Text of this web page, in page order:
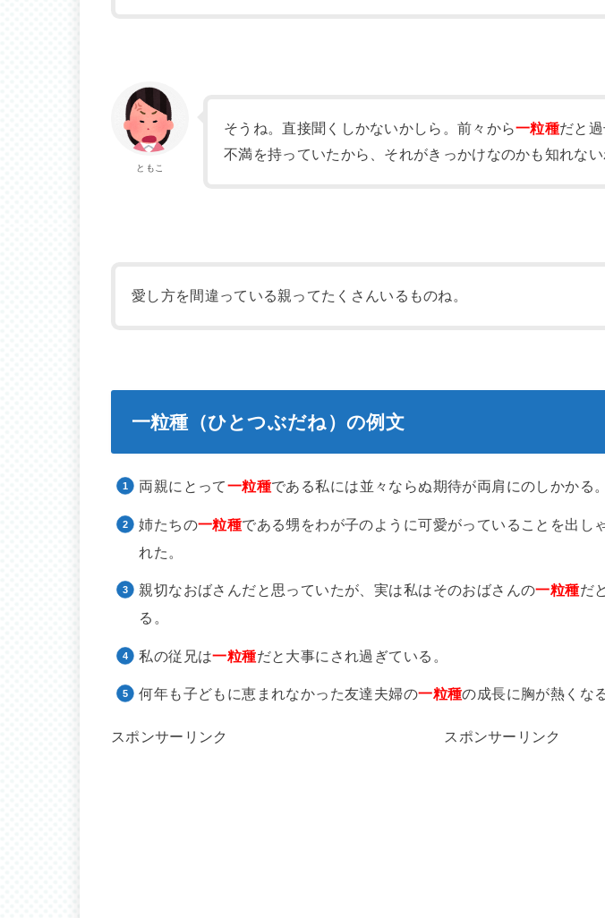
ともこ
そうね。直接聞くしかないかしら。前々から一粒種だと
不満を持っていたから、それがきっかけなのかも知れな
愛し方を間違っている親ってたくさんいるものね。
一粒種（ひとつぶだね）の例文
両親にとって一粒種である私には並々ならぬ期待が両肩にのしかかる。
姉たちの一粒種である甥をわが子のように可愛がっていることを出し
れた。
親切なおばさんだと思っていたが、実は私はそのおばさんの一粒種だ
る。
私の従兄は一粒種だと大事にされ過ぎている。
何年も子どもに恵まれなかった友達夫婦の一粒種の成長に胸が熱くなる
スポンサーリンク スポンサーリンク